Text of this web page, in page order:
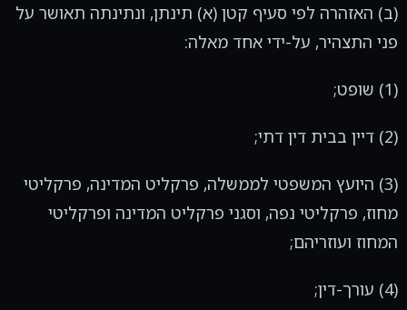
(ב) האזהרה לפי סעיף קטן (א) תינתן, ונתינתה תאושר על
פני התצהיר, על-ידי אחד מאלה:
(1) שופט;
(2) דיין בבית דין דתי;
(3) היועץ המשפטי לממשלה, פרקליט המדינה, פרקליטי
מחוז, פרקליטי נפה, וסגני פרקליט המדינה ופרקליטי
המחוז ועוזריהם;
(4) עורך-דין;